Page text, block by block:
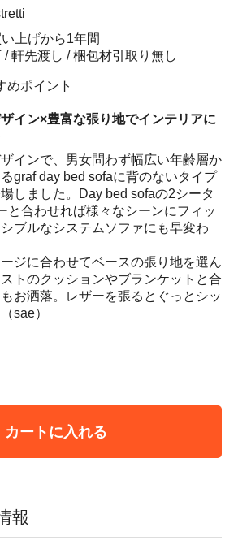
上げから1年間
/ 軒先渡し / 梱包材引取り無し
イン×豊富な張り地でインテリアに
インで、男女問わず幅広い年齢層か
graf day bed sofaに背のないタイプ
しました。Day bed sofaの2シータ
と合わせれば様々なシーンにフィッ
シブルなシステムソファにも早変わ
ジに合わせてベースの張り地を選ん
トのクッションやブランケットと合
お洒落。レザーを張るとぐっとシッ
sae）
カートに入れる
報